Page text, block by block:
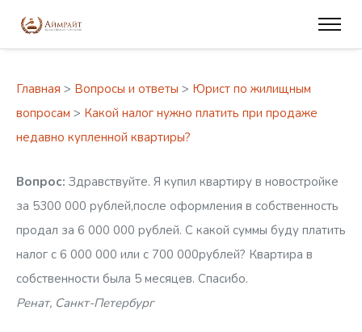
Главная > Вопросы и ответы > Юрист по жилищным
вопросам > Какой налог нужно платить при продаже
недавно купленной квартиры?
Вопрос: Здравствуйте. Я купил квартиру в новостройке
за 5300 000 рублей,после оформления в собственность
продал за 6 000 000 рублей. С какой суммы буду платить
налог с 6 000 000 или с 700 000рублей? Квартира в
собственности была 5 месяцев. Спасибо.
Ренат, Санкт-Петербург